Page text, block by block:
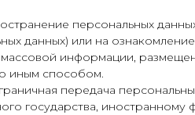
персональных
данных) или на
массовой информации,
иным способом.
передача
государства,